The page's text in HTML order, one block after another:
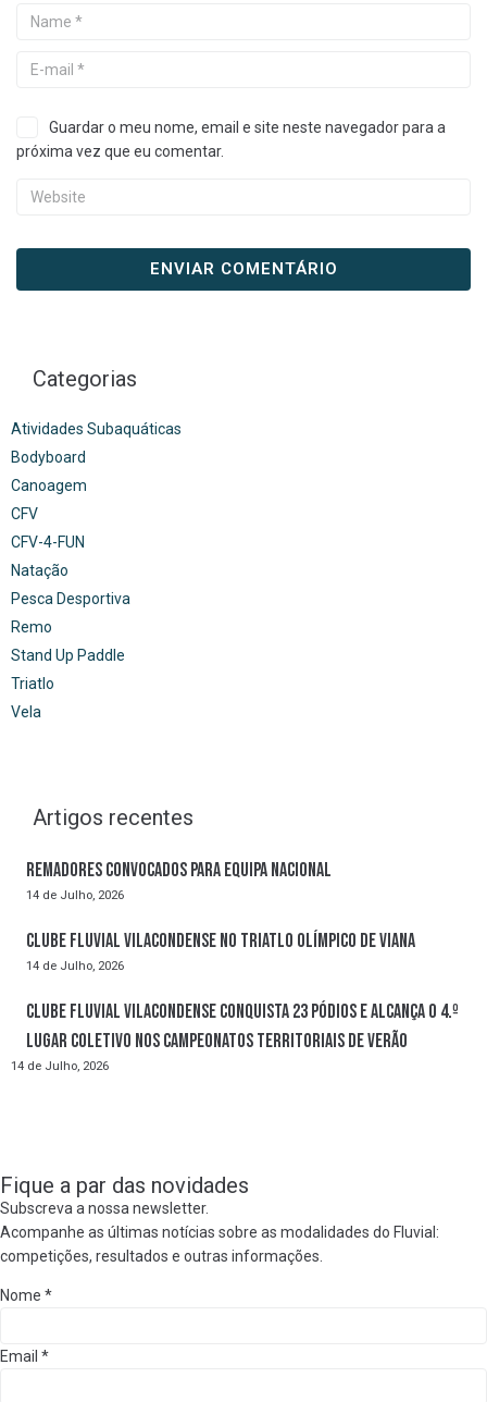
Guardar o meu nome, email e site neste navegador para a
próxima vez que eu comentar.
Categorias
Atividades Subaquáticas
Bodyboard
Canoagem
CFV
CFV-4-FUN
Natação
Pesca Desportiva
Remo
Stand Up Paddle
Triatlo
Vela
Artigos recentes
Remadores convocados para Equipa Nacional
14 de Julho, 2026
Clube Fluvial Vilacondense no Triatlo Olímpico de Viana
14 de Julho, 2026
Clube Fluvial Vilacondense conquista 23 pódios e alcança o 4.º
lugar coletivo nos Campeonatos Territoriais de Verão
14 de Julho, 2026
Fique a par das novidades
Subscreva a nossa newsletter.
Acompanhe as últimas notícias sobre as modalidades do Fluvial:
competições, resultados e outras informações.
Nome *
Email *